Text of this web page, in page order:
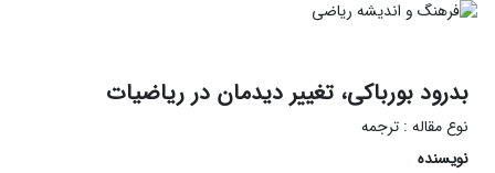
بدرود بورباکی، تغییر دیدمان در ریاضیات
نوع مقاله : ترجمه
نویسنده